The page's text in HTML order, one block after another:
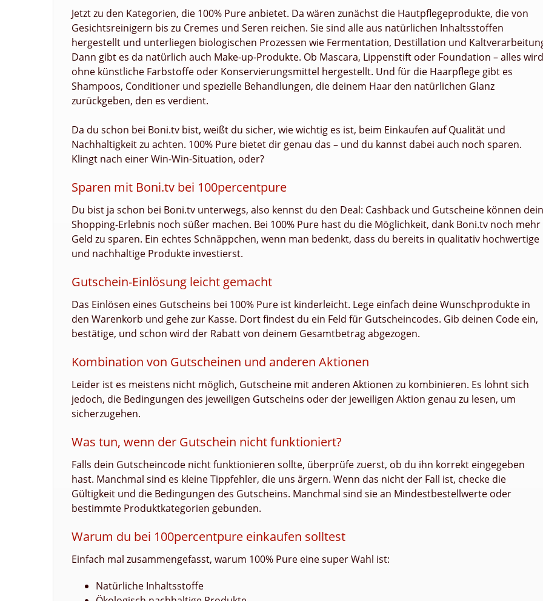
Jetzt zu den Kategorien, die 100% Pure anbietet. Da wären zunächst die Hautpflegeprodukte, die von
Gesichtsreinigern bis zu Cremes und Seren reichen. Sie sind alle aus natürlichen Inhaltsstoffen
hergestellt und unterliegen biologischen Prozessen wie Fermentation, Destillation und
Dann gibt es da natürlich auch Make-up-Produkte. Ob Mascara, Lippenstift oder Foundation – alles wird
ohne künstliche Farbstoffe oder Konservierungsmittel hergestellt. Und für die Haarpflege gibt es
Shampoos, Conditioner und spezielle Behandlungen, die deinem Haar den natürlichen Glanz
zurückgeben, den es verdient.
Da du schon bei Boni.tv bist, weißt du sicher, wie wichtig es ist, beim Einkaufen auf Qualität und
Nachhaltigkeit zu achten. 100% Pure bietet dir genau das – und du kannst dabei auch noch sparen.
Klingt nach einer Win-Win-Situation, oder?
Sparen mit Boni.tv bei 100percentpure
Du bist ja schon bei Boni.tv unterwegs, also kennst du den Deal: Cashback und Gutscheine können dein
Shopping-Erlebnis noch süßer machen. Bei 100% Pure hast du die Möglichkeit, dank Boni.tv noch mehr
Geld zu sparen. Ein echtes Schnäppchen, wenn man bedenkt, dass du bereits in qualitativ hochwertige
und nachhaltige Produkte investierst.
Gutschein-Einlösung leicht gemacht
Das Einlösen eines Gutscheins bei 100% Pure ist kinderleicht. Lege einfach deine Wunschprodukte in
den Warenkorb und gehe zur Kasse. Dort findest du ein Feld für Gutscheincodes. Gib deinen Code ein,
bestätige, und schon wird der Rabatt von deinem Gesamtbetrag abgezogen.
Kombination von Gutscheinen und anderen Aktionen
Leider ist es meistens nicht möglich, Gutscheine mit anderen Aktionen zu kombinieren. Es lohnt sich
jedoch, die Bedingungen des jeweiligen Gutscheins oder der jeweiligen Aktion genau zu lesen, um
sicherzugehen.
Was tun, wenn der Gutschein nicht funktioniert?
Falls dein Gutscheincode nicht funktionieren sollte, überprüfe zuerst, ob du ihn korrekt eingegeben
hast. Manchmal sind es kleine Tippfehler, die uns ärgern. Wenn das nicht der Fall ist, checke die
Gültigkeit und die Bedingungen des Gutscheins. Manchmal sind sie an Mindestbestellwerte oder
bestimmte Produktkategorien gebunden.
Warum du bei 100percentpure einkaufen solltest
Einfach mal zusammengefasst, warum 100% Pure eine super Wahl ist:
Natürliche Inhaltsstoffe